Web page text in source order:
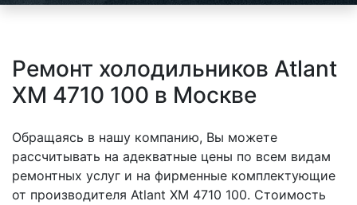
Ремонт холодильников Atlant
XM 4710 100 в Москве
Обращаясь в нашу компанию, Вы можете
рассчитывать на адекватные цены по всем видам
ремонтных услуг и на фирменные комплектующие
от производителя Atlant XM 4710 100. Стоимость